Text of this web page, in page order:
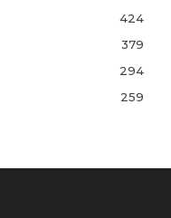
424
379
294
259